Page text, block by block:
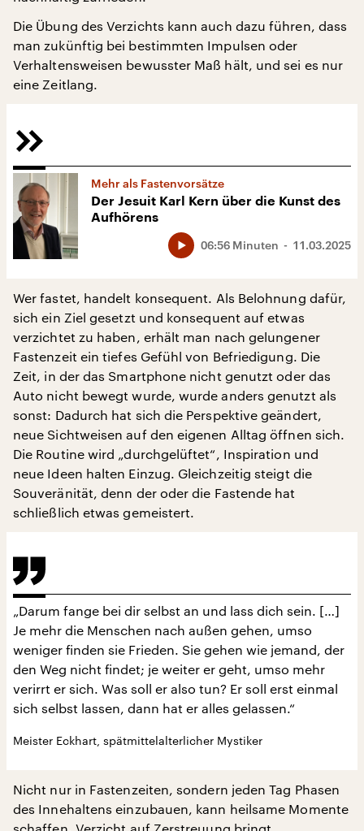
Die Übung des Verzichts kann auch dazu führen, dass
man zukünftig bei bestimmten Impulsen oder
Verhaltensweisen bewusster Maß hält, und sei es nur
eine Zeitlang.
Mehr als Fastenvorsätze
Der Jesuit Karl Kern über die Kunst des
Aufhörens
11.03.2025
06:56 Minuten
Wer fastet, handelt konsequent. Als Belohnung dafür,
sich ein Ziel gesetzt und konsequent auf etwas
verzichtet zu haben, erhält man nach gelungener
Fastenzeit ein tiefes Gefühl von Befriedigung. Die
Zeit, in der das Smartphone nicht genutzt oder das
Auto nicht bewegt wurde, wurde anders genutzt als
sonst: Dadurch hat sich die Perspektive geändert,
neue Sichtweisen auf den eigenen Alltag öffnen sich.
Die Routine wird „durchgelüftet“, Inspiration und
neue Ideen halten Einzug. Gleichzeitig steigt die
Souveränität, denn der oder die Fastende hat
schließlich etwas gemeistert.
„Darum fange bei dir selbst an und lass dich sein. […]
Je mehr die Menschen nach außen gehen, umso
weniger finden sie Frieden. Sie gehen wie jemand, der
den Weg nicht findet; je weiter er geht, umso mehr
verirrt er sich. Was soll er also tun? Er soll erst einmal
sich selbst lassen, dann hat er alles gelassen.“
Meister Eckhart, spätmittelalterlicher Mystiker
Nicht nur in Fastenzeiten, sondern jeden Tag Phasen
des Innehaltens einzubauen, kann heilsame Momente